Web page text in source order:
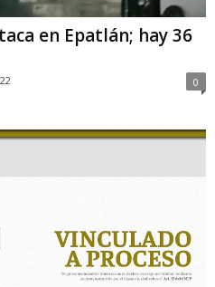
en Epatlán; hay 36
0